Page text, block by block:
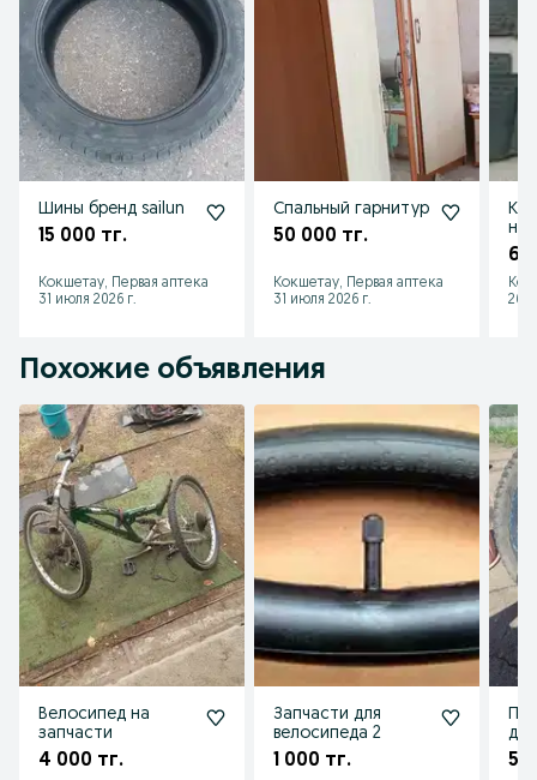
Шины бренд sailun
15 000 тг.
Кокшетау, Первая аптека
31 июля 2026 г.
Спальный гарнитур
50 000 тг.
Кокшетау, Первая аптека
31 июля 2026 г.
на
6
26
Похожие объявления
Велосипед на
запчасти
4 000 тг.
Запчасти для
велосипеда 2
1 000 тг. 5